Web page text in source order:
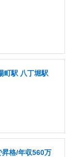
町駅 八丁堀駅
格/年収560万